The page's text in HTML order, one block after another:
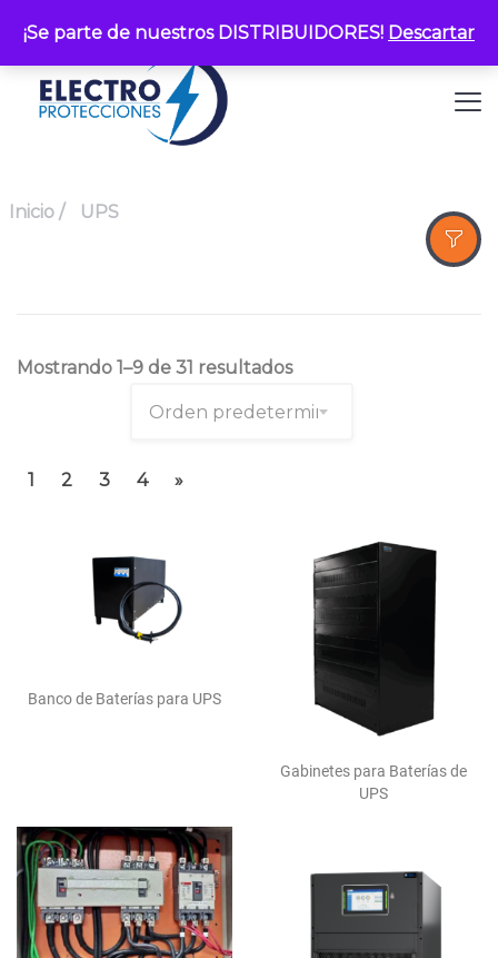
¡Se parte de nuestros DISTRIBUIDORES! Descartar
Inicio / UPS
Mostrando 1–9 de 31 resultados
1 2 3 4 »
Banco de Baterías para UPS
Gabinetes para Baterías de
UPS